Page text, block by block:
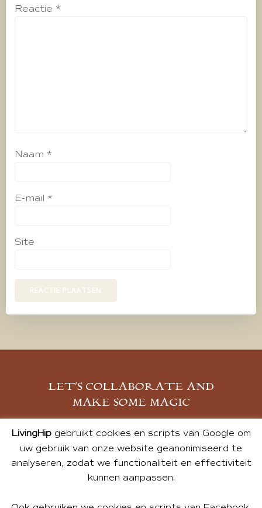
Reactie *
Naam *
E-mail *
Site
LET’S COLLABORATE AND
MAKE SOME MAGIC
MELD JE AAN
LivingHipgebruikt cookies en scripts van Google om
uw gebruik van onze website geanonimiseerd te
analyseren, zodat we functionaliteit en effectiviteit
kunnen aanpassen.